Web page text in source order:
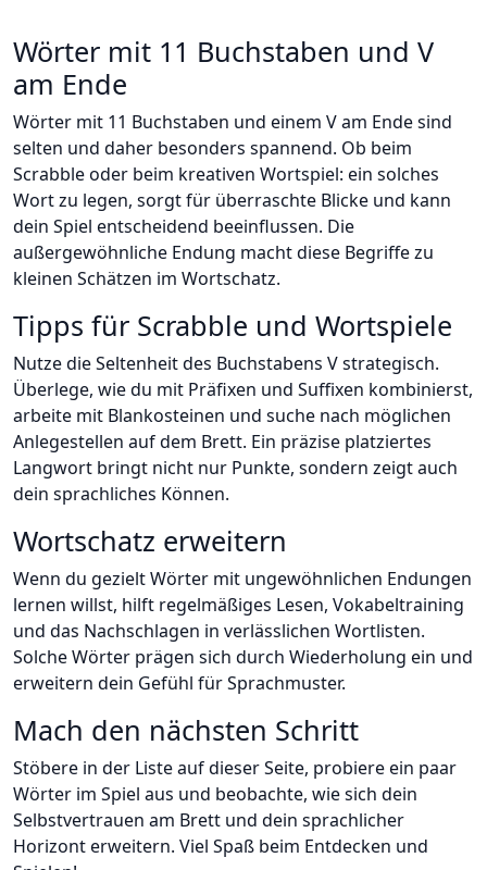
Wörter mit 11 Buchstaben und V
am Ende
Wörter mit 11 Buchstaben und einem V am Ende sind
selten und daher besonders spannend. Ob beim
Scrabble oder beim kreativen Wortspiel: ein solches
Wort zu legen, sorgt für überraschte Blicke und kann
dein Spiel entscheidend beeinflussen. Die
außergewöhnliche Endung macht diese Begriffe zu
kleinen Schätzen im Wortschatz.
Tipps für Scrabble und Wortspiele
Nutze die Seltenheit des Buchstabens V strategisch.
Überlege, wie du mit Präfixen und Suffixen kombinierst,
arbeite mit Blankosteinen und suche nach möglichen
Anlegestellen auf dem Brett. Ein präzise platziertes
Langwort bringt nicht nur Punkte, sondern zeigt auch
dein sprachliches Können.
Wortschatz erweitern
Wenn du gezielt Wörter mit ungewöhnlichen Endungen
lernen willst, hilft regelmäßiges Lesen, Vokabeltraining
und das Nachschlagen in verlässlichen Wortlisten.
Solche Wörter prägen sich durch Wiederholung ein und
erweitern dein Gefühl für Sprachmuster.
Mach den nächsten Schritt
Stöbere in der Liste auf dieser Seite, probiere ein paar
Wörter im Spiel aus und beobachte, wie sich dein
Selbstvertrauen am Brett und dein sprachlicher
Horizont erweitern. Viel Spaß beim Entdecken und